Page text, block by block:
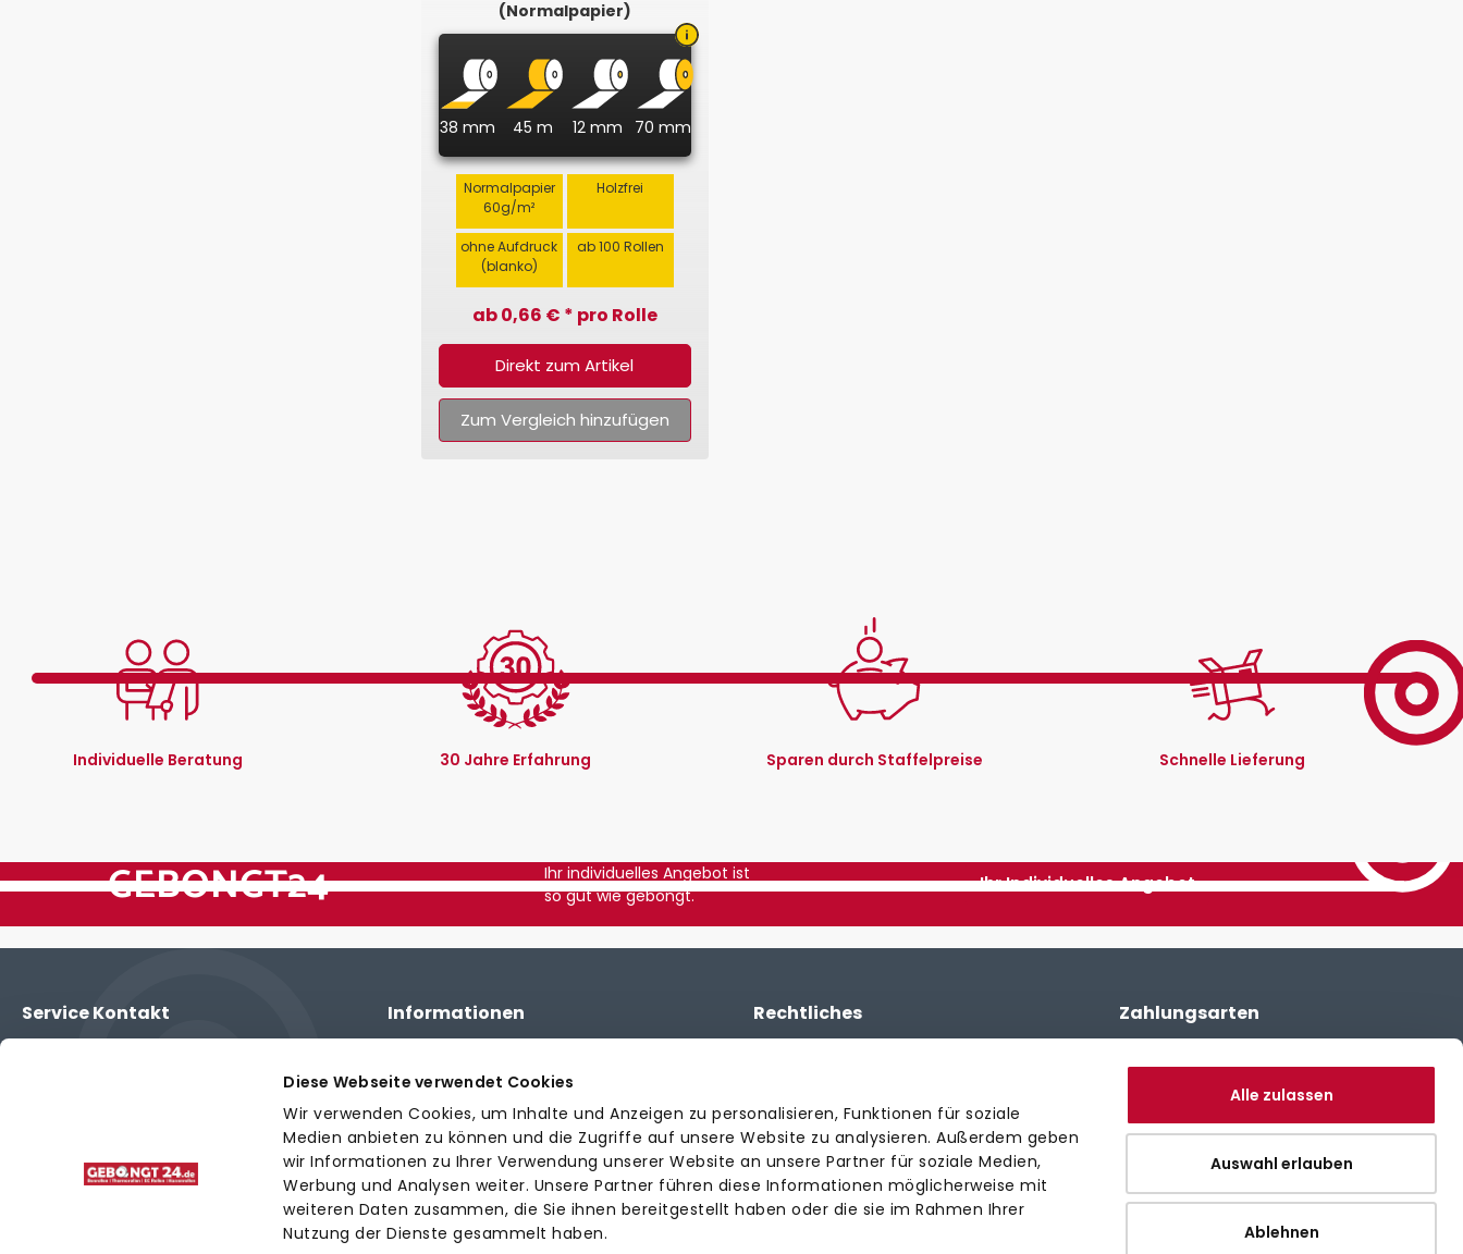
Diese Webseite verwendet Cookies
Wir verwenden Cookies, um Inhalte und Anzeigen zu personalisieren, Funktionen für soziale
Medien anbieten zu können und die Zugriffe auf unsere Website zu analysieren. Außerdem geben
wir Informationen zu Ihrer Verwendung unserer Website an unsere Partner für soziale Medien,
Werbung und Analysen weiter. Unsere Partner führen diese Informationen möglicherweise mit
weiteren Daten zusammen, die Sie ihnen bereitgestellt haben oder die sie im Rahmen Ihrer
Nutzung der Dienste gesammelt haben.
Alle zulassen
Auswahl erlauben
Ablehnen
(Normalpapier)
38 mm 45 m 12 mm 70 mm
Normalpapier
60g/m²
Holzfrei
ohne Aufdruck
(blanko)
ab 100 Rollen
ab 0,66 € * pro Rolle
Direkt zum Artikel
Zum Vergleich hinzufügen
Individuelle Beratung 30 Jahre Erfahrung Sparen durch Staffelpreise Schnelle Lieferung
GEBONGT24
Ihr individuelles Angebot ist
so gut wie gebongt.
Ihr Individuelles Angebot
Service Kontakt
info@allcash-plauen.de
Informationen
Kontakt
Versandkosten, Lieferzeiten & Rückgabe
Zahlungsarten
Rechtliches
Impressum
Wir verkaufen ausschließlich an Unternehmer und Gewerbetreibende.
Zahlungsarten
Versand